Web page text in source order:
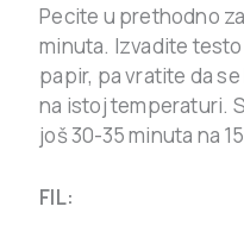
Pecite u prethodno
minuta. Izvadite
papir, pa vratite da
na istoj temperaturi.
još 30-35 minuta na
FIL: